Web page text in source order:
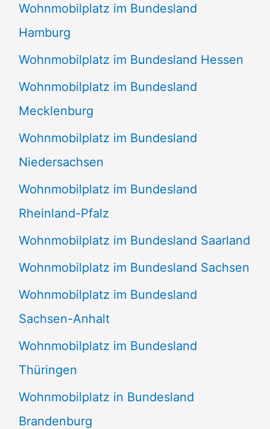
Wohnmobilplatz im Bundesland
Hamburg
Wohnmobilplatz im Bundesland Hessen
Wohnmobilplatz im Bundesland
Mecklenburg
Wohnmobilplatz im Bundesland
Niedersachsen
Wohnmobilplatz im Bundesland
Rheinland-Pfalz
Wohnmobilplatz im Bundesland Saarland
Wohnmobilplatz im Bundesland Sachsen
Wohnmobilplatz im Bundesland
Sachsen-Anhalt
Wohnmobilplatz im Bundesland
Thüringen
Wohnmobilplatz in Bundesland
Brandenburg